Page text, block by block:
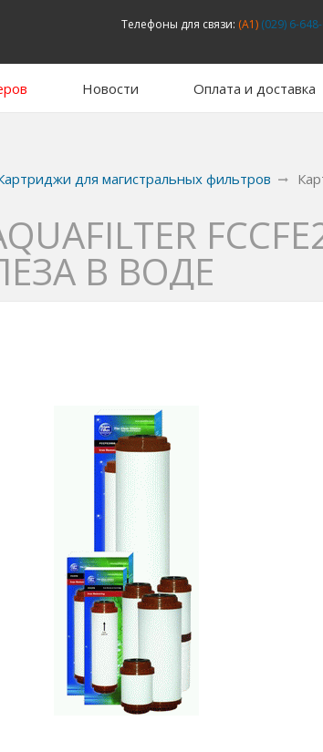
Телефоны для связи: (A1)(029) 6-
Новости Оплата и доставка
для магистральных фильтров
В ВОДЕ